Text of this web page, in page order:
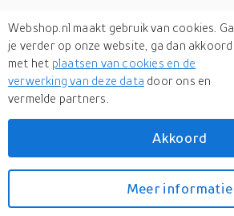
Webshop.nl maakt gebruik van cookies. Ga
je verder op onze website, ga dan akkoord
met het plaatsen van cookies en de
verwerking van deze data door ons en
vermelde partners.
Akkoord
Meer informatie